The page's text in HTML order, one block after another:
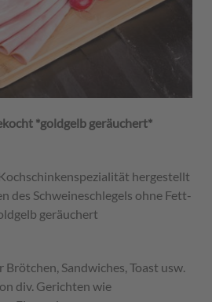
*goldgelb geräuchert*
hergestellt
des Schweineschlegels ohne Fett-
geräuchert
Sandwiches, Toast usw.
div. Gerichten wie